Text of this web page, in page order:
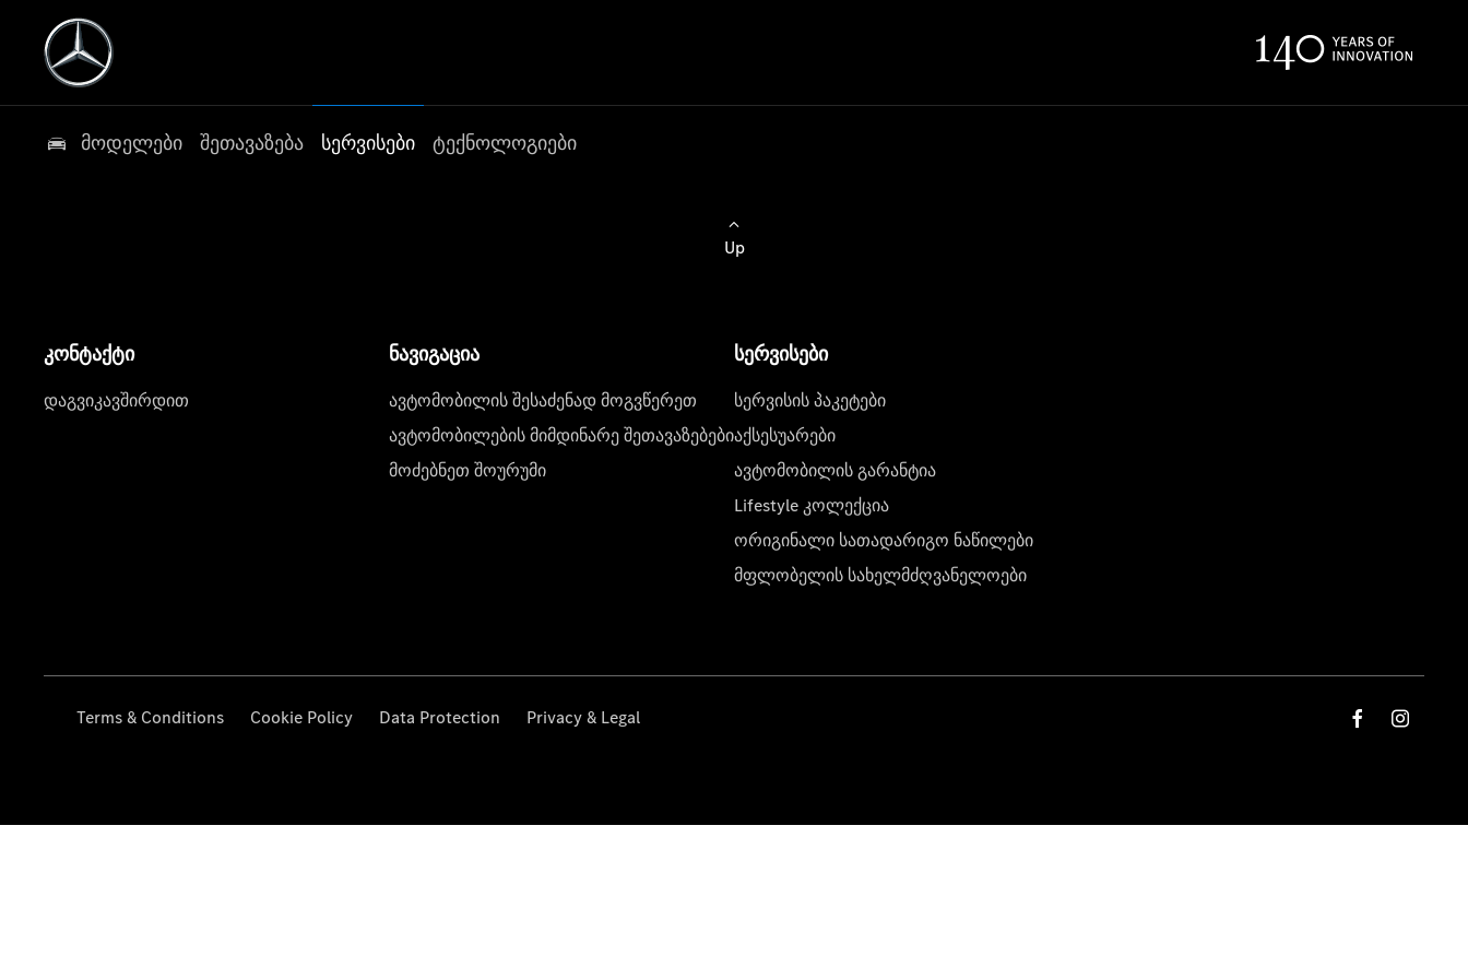
მოდელები შეთავაზება სერვისები ტექნოლოგიები
Up
კონტაქტი
დაგვიკავშირდით
ნავიგაცია
ავტომობილის შესაძენად მოგვწერეთ
ავტომობილების მიმდინარე შეთავაზებები
მოძებნეთ შოურუმი
სერვისები
სერვისის პაკეტები
აქსესუარები
ავტომობილის გარანტია
Lifestyle კოლექცია
ორიგინალი სათადარიგო ნაწილები
მფლობელის სახელმძღვანელოები
Terms & Conditions Cookie Policy Data Protection Privacy & Legal